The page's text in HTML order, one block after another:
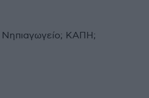
Νηπιαγωγείο; ΚΑΠΗ;